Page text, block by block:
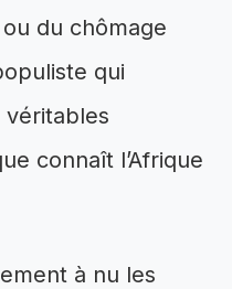
du chômage
qui
véritables
connaît l’Afrique
à nu les